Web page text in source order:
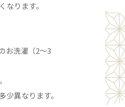
ります。
お洗濯（2〜3
少異なります。